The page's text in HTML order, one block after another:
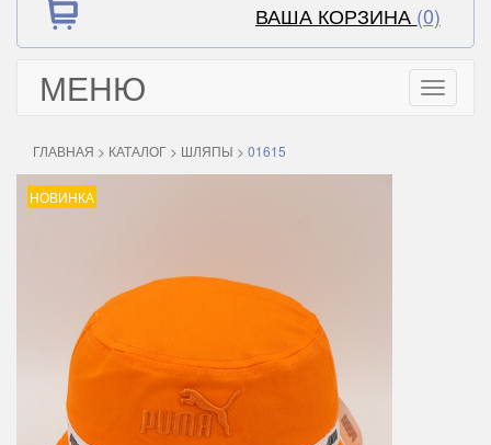
ВАША КОРЗИНА (0)
МЕНЮ
Toggle
ГЛАВНАЯ > КАТАЛОГ > ШЛЯПЫ > 01615
НОВИНКА